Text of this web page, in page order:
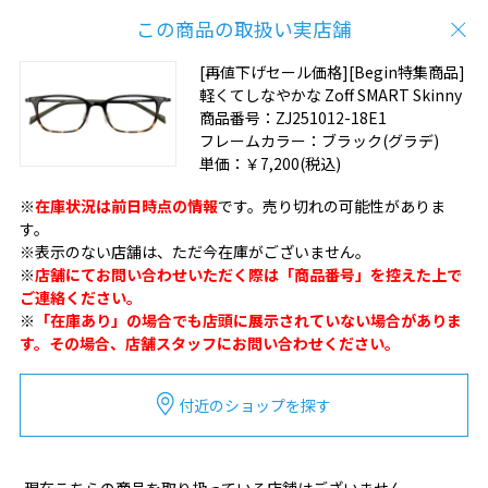
この商品の取扱い実店舗
[再値下げセール価格][Begin特集商品]
軽くてしなやかな Zoff SMART Skinny
商品番号： ZJ251012-18E1
フレームカラー： ブラック(グラデ)
単価： ￥7,200(税込)
※在庫状況は前日時点の情報です。売り切れの可能性がありま
す。
※表示のない店舗は、ただ今在庫がございません。
※店舗にてお問い合わせいただく際は「商品番号」を控えた上で
ご連絡ください。
※ 「在庫あり」の場合でも店頭に展示されていない場合がありま
す。その場合、店舗スタッフにお問い合わせください。
付近のショップを探す